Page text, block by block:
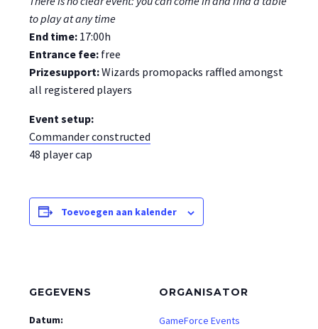
to play at any time
End time: 17:00h
Entrance fee: free
Prizesupport:Wizards promopacks raffled amongst
all registered players
Event setup:
Commander constructed
48 player cap
Toevoegen aan kalender
GEGEVENS
Datum:
ORGANISATOR
GameForce Events